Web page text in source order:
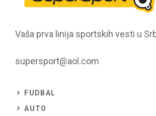
Vaša prva linija sportskih vesti u
supersport@aol.com
FUDBAL
AUTO